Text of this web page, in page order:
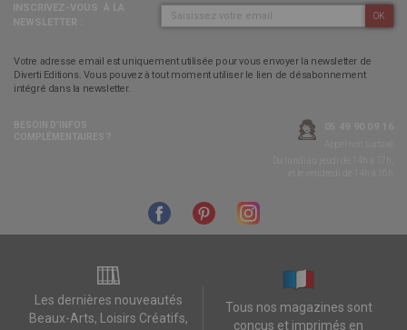
OK
Votre adresse email est uniquement utilisée pour vous envoyer la newsletter de
Diverti Editions. Vous pouvez à tout moment utiliser le lien de désabonnement
intégré dans la newsletter.
Les dernières nouveautés
Beaux-Arts, Loisirs Créatifs,
Tous nos magazines sont
conçus et imprimés en